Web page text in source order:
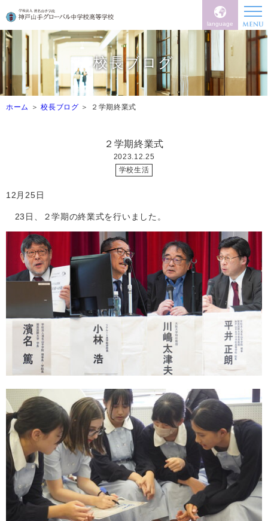
language
校長ブログ
ホーム 校長ブログ ２学期終業式
２学期終業式
2023.12.25
学校生活
12月25日
23 日、２学期の終業式を行いました。